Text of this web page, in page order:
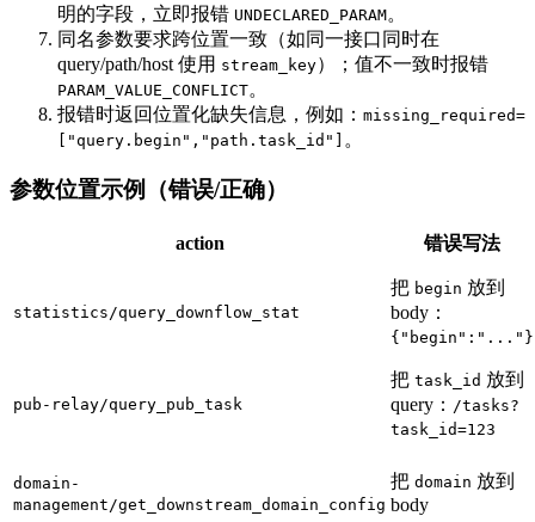
明的字段，立即报错 UNDECLARED_PARAM。
同名参数要求跨位置一致（如同一接口同时在
query/path/host 使用 stream_key）；值不一致时报错
PARAM_VALUE_CONFLICT。
报错时返回位置化缺失信息，例如： missing_required=
["query.begin","path.task_id"] 。
参数位置示例（错误/正确）
action 错误写法
statistics/query_downflow_stat
把 begin 放到
body：
{"begin":"..."}
pub-relay/query_pub_task
把 task_id 放到
query： /tasks?
task_id=123
domain-
management/get_downstream_domain_config
把 domain 放到
body